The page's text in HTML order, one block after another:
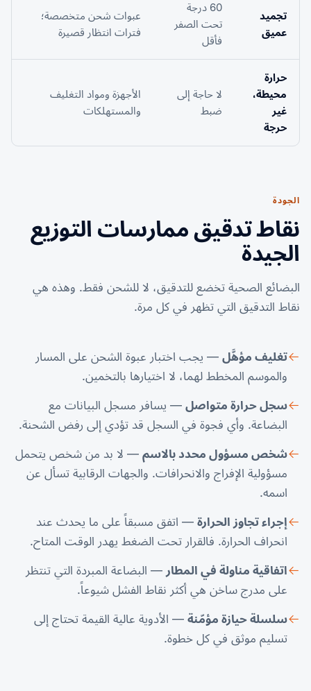
تجميد
عميق
60 درجة
تحت الصفر
فأقل
عبوات شحن متخصصة؛
فترات انتظار قصيرة
حرارة
محيطة،
غير
حرجة
لا حاجة إلى
ضبط
الأجهزة ومواد التغليف
والمستهلكات
الجودة
نقاط تدقيق ممارسات التوزيع
الجيدة
البضائع الصحية تخضع للتدقيق، لا للشحن فقط. وهذه هي
نقاط التدقيق التي تظهر في كل مرة.
تغليف مؤهَّل — يجب اختبار عبوة الشحن على المسار
والموسم المخطط لهما، لا اختيارها بالتخمين.
سجل حرارة متواصل — يسافر مسجل البيانات مع
البضاعة. وأي فجوة في السجل قد تؤدي إلى رفض الشحنة.
شخص مسؤول محدد بالاسم — لا بد من شخص يتحمل
مسؤولية الإفراج والانحرافات. والجهات الرقابية تسأل عن
اسمه.
إجراء تجاوز الحرارة — اتفق مسبقاً على ما يحدث عند
انحراف الحرارة. فالقرار تحت الضغط يهدر الوقت المتاح.
اتفاقية مناولة في المطار — البضاعة المبردة التي تنتظر
على مدرج ساخن هي أكثر نقاط الفشل شيوعاً.
سلسلة حيازة مؤمّنة — الأدوية عالية القيمة تحتاج إلى
تسليم موثق في كل خطوة.